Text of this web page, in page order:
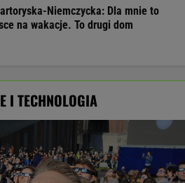
Niemczycka: Dla mnie to
na wakacje. To drugi dom
I TECHNOLOGIA